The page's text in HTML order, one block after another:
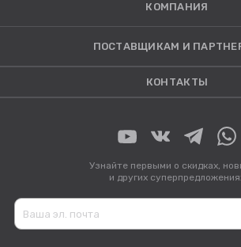
КОМПАНИЯ
ПОСТАВЩИКАМ И
КОНТАКТЫ
Узнайте первыми о скидках,
и других